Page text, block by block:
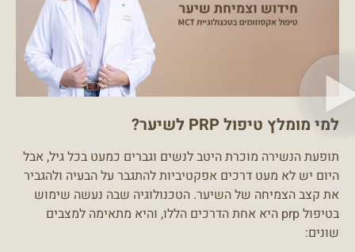
למי מומלץ טיפול PRP לשיער?
תופעת הנשירה מוכרת היטב לנשים וגברים כמעט בכל גיל, אבל
היום יש לא מעט דרכים אפקטיביות להתגבר על הבעיה ולהגביר
את קצב הצמיחה של השיער. הטכנולוגיה שבה נעשה שימוש
בטיפול prp היא אחת הדרכים הללו, והיא מתאימה למצבים
שונים: